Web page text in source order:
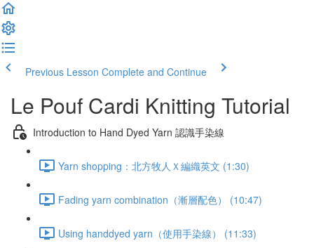
Previous Lesson Complete and Continue
Le Pouf Cardi Knitting Tutorial
Introduction to Hand Dyed Yarn 認識手染線
Yarn shopping：北方牧人Ｘ編織英文 (1:30)
Fading yarn combination（漸層配色） (10:47)
Using handdyed yarn（使用手染線） (11:33)